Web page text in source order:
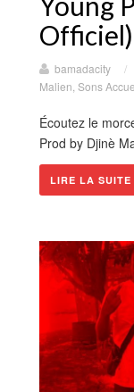
Officiel)
bamadacity /
Malien Sons
Écoutez le
Prod by Djinè
LIRE LA SUITE